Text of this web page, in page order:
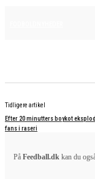
Tidligere artikel
Efter 20 minutters boykot
fans i raseri
På Feedball.dkkan du